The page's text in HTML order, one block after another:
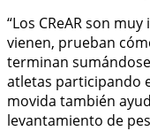
“Los CReAR son
vienen, prueban
terminan
atletas participando
movida también
levantamiento de